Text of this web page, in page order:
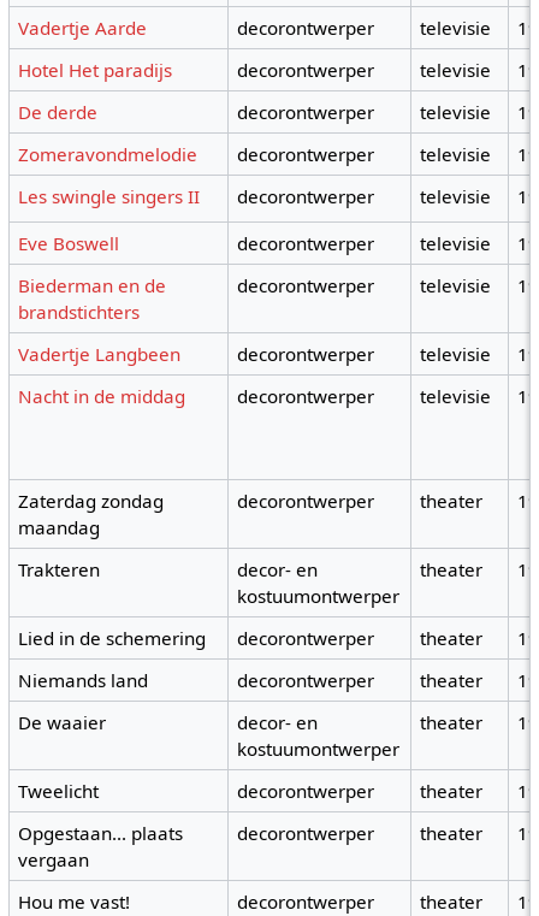
Vadertje Aarde decorontwerper televisie
Hotel Het paradijs
decorontwerper televisie
De derde
decorontwerper televisie
Zomeravondmelodie
decorontwerper televisie
Les swingle singers II
decorontwerper televisie
Eve Boswell
decorontwerper televisie
Biederman en de
brandstichters
decorontwerper televisie
Vadertje Langbeen decorontwerper televisie
Nacht in de middag
decorontwerper televisie
Zaterdag zondag
maandag
decorontwerper theater
Trakteren
decor- en
kostuumontwerper
theater
Lied in de schemering decorontwerper theater
Niemands land
decorontwerper theater
De waaier
decor- en
kostuumontwerper
theater
Tweelicht decorontwerper theater
Opgestaan... plaats
vergaan
decorontwerper theater
Hou me vast! decorontwerper theater